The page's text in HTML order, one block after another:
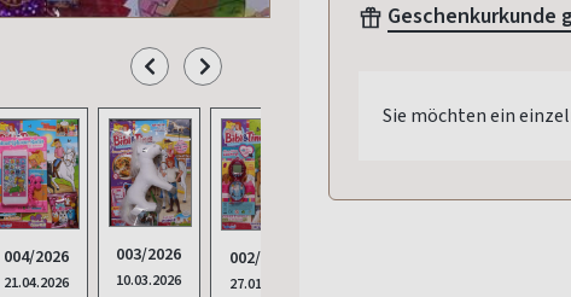
004/2026
21.04.2026
003/2026
10.03.2026
002/2026
27.01.2026
Geschenkurkunde
Sie möchten ein